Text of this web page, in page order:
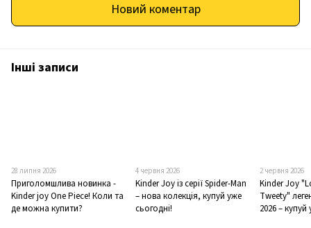
Новий коментар
Інші записи
28 липня 2026
Приголомшлива новинка -
Kinder joy One Piece! Коли та
де можна купити?
4 червня 2026
Kinder Joy із серії Spider-Man
– нова колекція, купуй уже
сьогодні!
2 червня 2026
Kinder Joy
Tweety"
2026 – купуй